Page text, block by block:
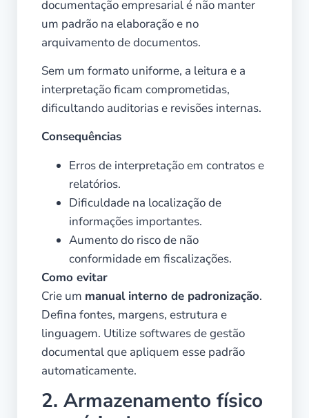
documentação empresarial é não manter
um padrão na elaboração e no
arquivamento de documentos.
Sem um formato uniforme, a leitura e a
interpretação ficam comprometidas,
dificultando auditorias e revisões internas.
Consequências
Erros de interpretação em contratos e
relatórios.
Dificuldade na localização de
informações importantes.
Aumento do risco de não
conformidade em fiscalizações.
Como evitar
Crie um manual interno de padronização.
Defina fontes, margens, estrutura e
linguagem. Utilize softwares de gestão
documental que apliquem esse padrão
automaticamente.
2. Armazenamento físico